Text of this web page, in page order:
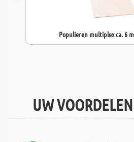
Populieren multiplex ca. 6
UW